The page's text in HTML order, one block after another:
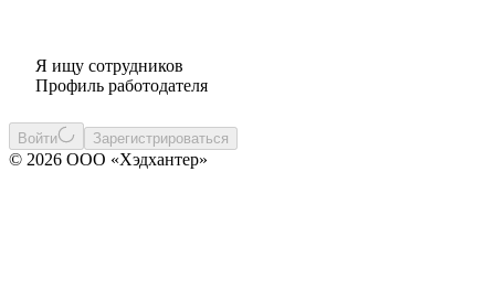
Я ищу сотрудников
Профиль работодателя
Войти Зарегистрироваться
© 2026 ООО «Хэдхантер»